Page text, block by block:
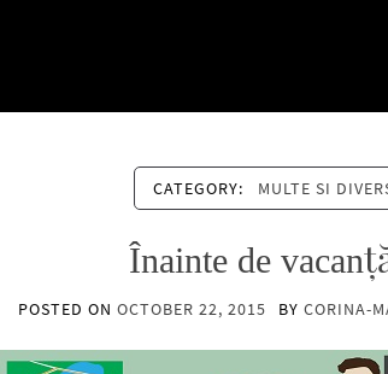
CATEGORY: MULTE SI
Înainte de
POSTED ON OCTOBER 22, 2015 BY CORINA-